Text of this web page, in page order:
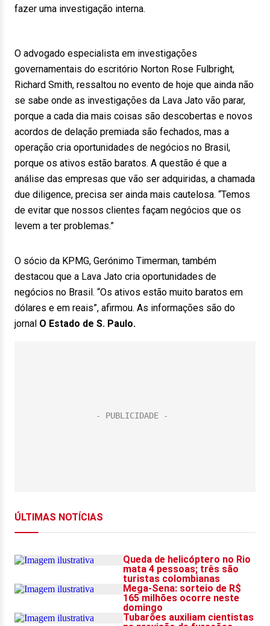
fazer uma investigação interna.
O advogado especialista em investigações
governamentais do escritório Norton Rose Fulbright,
Richard Smith, ressaltou no evento de hoje que ainda não
se sabe onde as investigações da Lava Jato vão parar,
porque a cada dia mais coisas são descobertas e novos
acordos de delação premiada são fechados, mas a
operação cria oportunidades de negócios no Brasil,
porque os ativos estão baratos. A questão é que a
análise das empresas que vão ser adquiridas, a chamada
due diligence, precisa ser ainda mais cautelosa. “Temos
de evitar que nossos clientes façam negócios que os
levem a ter problemas.”
O sócio da KPMG, Gerónimo Timerman, também
destacou que a Lava Jato cria oportunidades de
negócios no Brasil. “Os ativos estão muito baratos em
dólares e em reais”, afirmou. As informações são do
jornal O Estado de S. Paulo.